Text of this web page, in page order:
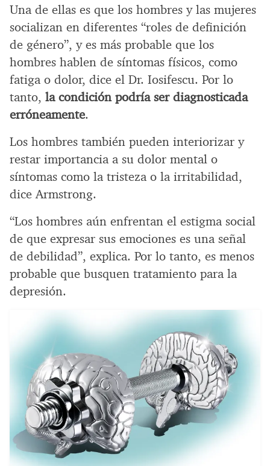
Una de ellas es que los hombres y las mujeres
socializan en diferentes “roles de definición
de género”, y es más probable que los
hombres hablen de síntomas físicos, como
fatiga o dolor, dice el Dr. Iosifescu. Por lo
tanto, la condición podría ser diagnosticada
erróneamente.
Los hombres también pueden interiorizar y
restar importancia a su dolor mental o
síntomas como la tristeza o la irritabilidad,
dice Armstrong.
“Los hombres aún enfrentan el estigma social
de que expresar sus emociones es una señal
de debilidad”, explica. Por lo tanto, es menos
probable que busquen tratamiento para la
depresión.